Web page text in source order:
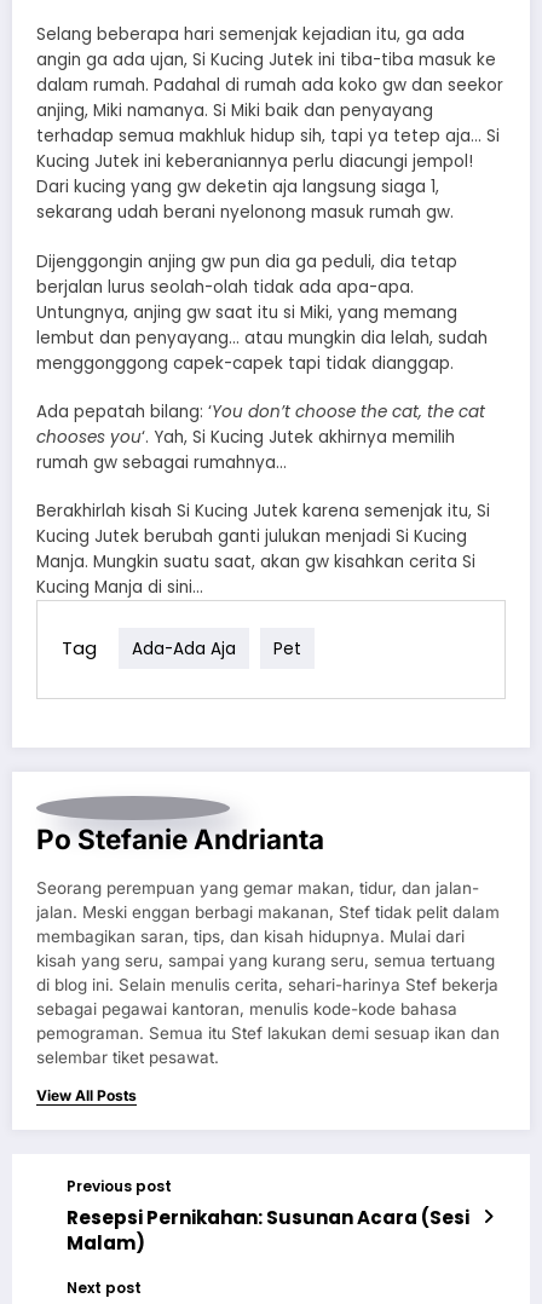
Selang beberapa hari semenjak kejadian itu, ga ada
angin ga ada ujan, Si Kucing Jutek ini tiba-tiba masuk ke
dalam rumah. Padahal di rumah ada koko gw dan seekor
anjing, Miki namanya. Si Miki baik dan penyayang
terhadap semua makhluk hidup sih, tapi ya tetep aja… Si
Kucing Jutek ini keberaniannya perlu diacungi jempol!
Dari kucing yang gw deketin aja langsung siaga 1,
sekarang udah berani nyelonong masuk rumah gw.
Dijenggongin anjing gw pun dia ga peduli, dia tetap
berjalan lurus seolah-olah tidak ada apa-apa.
Untungnya, anjing gw saat itu si Miki, yang memang
lembut dan penyayang… atau mungkin dia lelah, sudah
menggonggong capek-capek tapi tidak dianggap.
Ada pepatah bilang: ‘You don’t choose the cat, the cat
chooses you‘. Yah, Si Kucing Jutek akhirnya memilih
rumah gw sebagai rumahnya…
Berakhirlah kisah Si Kucing Jutek karena semenjak itu, Si
Kucing Jutek berubah ganti julukan menjadi Si Kucing
Manja. Mungkin suatu saat, akan gw kisahkan cerita Si
Kucing Manja di sini…
Tag Ada-Ada Aja Pet
Po Stefanie Andrianta
Seorang perempuan yang gemar makan, tidur, dan jalan-
jalan. Meski enggan berbagi makanan, Stef tidak pelit dalam
membagikan saran, tips, dan kisah hidupnya. Mulai dari
kisah yang seru, sampai yang kurang seru, semua tertuang
di blog ini. Selain menulis cerita, sehari-harinya Stef bekerja
sebagai pegawai kantoran, menulis kode-kode bahasa
pemograman. Semua itu Stef lakukan demi sesuap ikan dan
selembar tiket pesawat.
View All Posts
Previous post
Resepsi Pernikahan: Susunan Acara (Sesi
Malam)
Next post